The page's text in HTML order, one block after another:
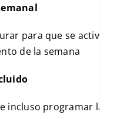
para que se active
de la semana
incluso programar la